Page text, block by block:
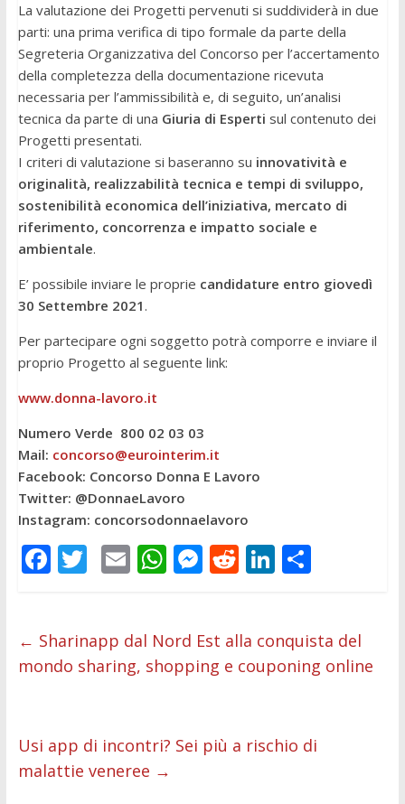
La valutazione dei Progetti pervenuti si suddividerà in due
parti: una prima verifica di tipo formale da parte della
Segreteria Organizzativa del Concorso per l’accertamento
della completezza della documentazione ricevuta
necessaria per l’ammissibilità e, di seguito, un’analisi
tecnica da parte di una Giuria di Esperti sul contenuto dei
Progetti presentati.
I criteri di valutazione si baseranno su innovatività e
originalità, realizzabilità tecnica e tempi di sviluppo,
sostenibilità economica dell’iniziativa, mercato di
riferimento, concorrenza e impatto sociale e
ambientale.
E’ possibile inviare le proprie candidature entro giovedì
30 Settembre 2021.
Per partecipare ogni soggetto potrà comporre e inviare il
proprio Progetto al seguente link:
www.donna-lavoro.it
Numero Verde 800 02 03 03
Mail: concorso@eurointerim.it
Facebook: Concorso Donna E Lavoro
Twitter: @DonnaeLavoro
Instagram: concorsodonnaelavoro
F
b
o
k
T
er
E
l
W
s
A
p
M
e
n
er
R
di
t
Li
e
dI
C
di
vi
← Sharinapp dal Nord Est alla conquista del
mondo sharing, shopping e couponing online
Usi app di incontri? Sei più a rischio di
malattie veneree →